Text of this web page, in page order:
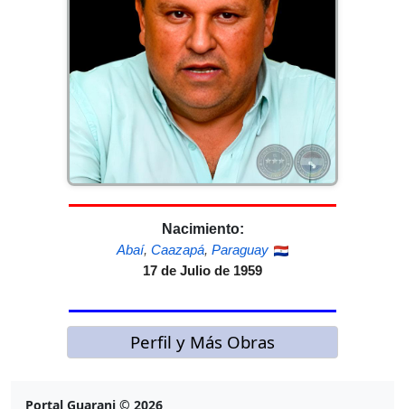
Nacimiento:
Abaí, Caazapá, Paraguay
17 de Julio de 1959
Perfil y Más Obras
Portal Guarani © 2026